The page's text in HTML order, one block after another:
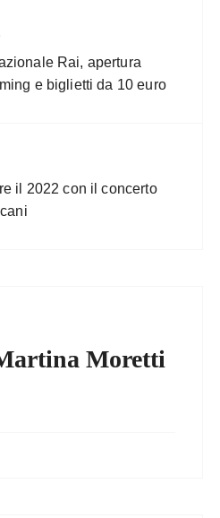
Rai, apertura
e biglietti da 10 euro
il 2022 con il concerto
Moretti